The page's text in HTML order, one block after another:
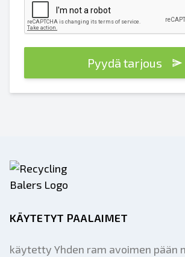
Pyydä tarjous
KÄYTETYT PAALAIMET
käytetty Yhden ram avoimen pään